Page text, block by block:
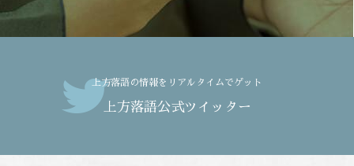
上方落語の情報をリアルタイムでゲット
上方落語公式ツイッター